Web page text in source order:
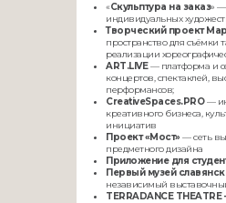
«Скульптура на заказ» —
индивидуальных
Творческий проект
пространство для съёмки
реализации
ART.LIVE— платформа и
концертов, спектаклей,
перформансов;
CreativeSpaces.PRO—
креативного бизнеса,
инициатив
Проект «Мост» — сеть
предметного дизайна
Приложение для
Первый музей
независимый
TERRADANCE